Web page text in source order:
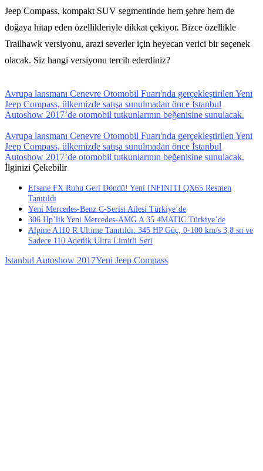
Jeep Compass, kompakt SUV segmentinde hem şehre hem de
doğaya hitap eden özellikleriyle dikkat çekiyor. Bizce özellikle
Trailhawk versiyonu, arazi severler için heyecan verici bir seçenek
olacak. Siz hangi versiyonu tercih ederdiniz?
Avrupa lansmanı Cenevre Otomobil Fuarı'nda gerçekleştirilen Yeni
Jeep Compass, ülkemizde satışa sunulmadan önce İstanbul
Autoshow 2017’de otomobil tutkunlarının beğenisine sunulacak.
Avrupa lansmanı Cenevre Otomobil Fuarı'nda gerçekleştirilen Yeni
Jeep Compass, ülkemizde satışa sunulmadan önce İstanbul
Autoshow 2017’de otomobil tutkunlarının beğenisine sunulacak.
İlginizi Çekebilir
Efsane FX Ruhu Geri Döndü! Yeni INFINITI QX65 Resmen
Tanıtıldı
Yeni Mercedes-Benz C-Serisi Ailesi Türkiye’de
306 Hp’lik Yeni Mercedes-AMG A 35 4MATIC Türkiye’de
Alpine A110 R Ultime Tanıtıldı: 345 HP Güç, 0-100 km/s 3,8 sn ve
Sadece 110 Adetlik Ultra Limitli Seri
İstanbul Autoshow 2017Yeni Jeep Compass